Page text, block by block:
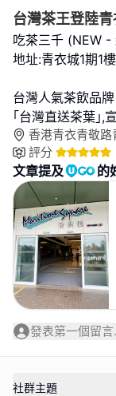
台灣茶王登陸
吃茶三千 (NEW -
地址:青衣城1期1
台灣人氣茶飲品
｢台灣直送茶葉｣,
香港青衣青敬路
評分
文章提及 的
發表第一個留言
社群主題